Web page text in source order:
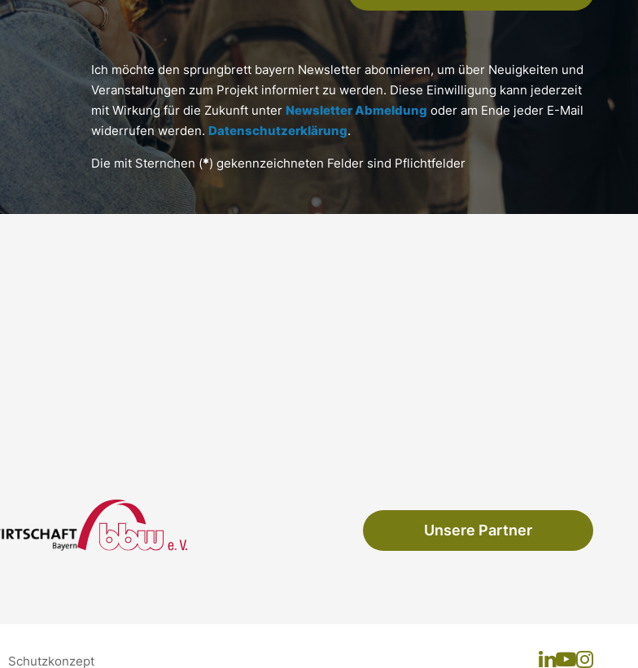
Ich möchte den sprungbrett bayern Newsletter abonnieren, um über Neuigkeiten und
Veranstaltungen zum Projekt informiert zu werden. Diese Einwilligung kann jederzeit
mit Wirkung für die Zukunft unter Newsletter Abmeldung oder am Ende jeder E-Mail
widerrufen werden. Datenschutzerklärung.
Die mit Sternchen (*) gekennzeichneten Felder sind Pflichtfelder
Unsere Partner
Schutzkonzept